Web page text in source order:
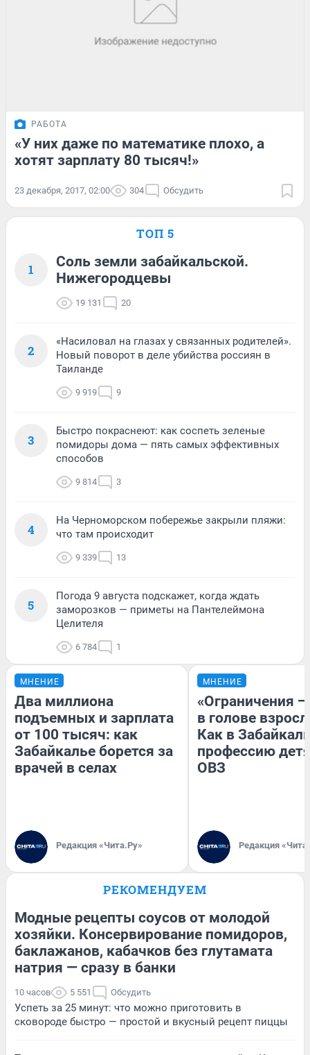
РАБОТА
«У них даже по математике плохо, а
хотят зарплату 80 тысяч!»
23 декабря, 2017, 02:00 304 Обсудить
ТОП 5
1
Соль земли забайкальской.
Нижегородцевы
19 131 20
2
«Насиловал на глазах у связанных родителей».
Новый поворот в деле убийства россиян в
Таиланде
9 919 9
3
Быстро покраснеют: как соспеть зеленые
помидоры дома — пять самых эффективных
способов
9 814 3
4
На Черноморском побережье закрыли пляжи:
что там происходит
9 339 13
5
Погода 9 августа подскажет, когда ждать
заморозков — приметы на Пантелеймона
Целителя
6 784 1
МНЕНИЕ
Два миллиона
подъемных и зарплата
от 100 тысяч: как
Забайкалье борется за
врачей в селах
Редакция «Чита.Ру»
МНЕНИЕ
«Ограничения
в голове
Как в
профессию
ОВЗ
Редакция
РЕКОМЕНДУЕМ
Модные рецепты соусов от молодой
хозяйки. Консервирование помидоров,
баклажанов, кабачков без глутамата
натрия — сразу в банки
10 часов 5 551 Обсудить
Успеть за 25 минут: что можно приготовить в
сковороде быстро — простой и вкусный рецепт пиццы